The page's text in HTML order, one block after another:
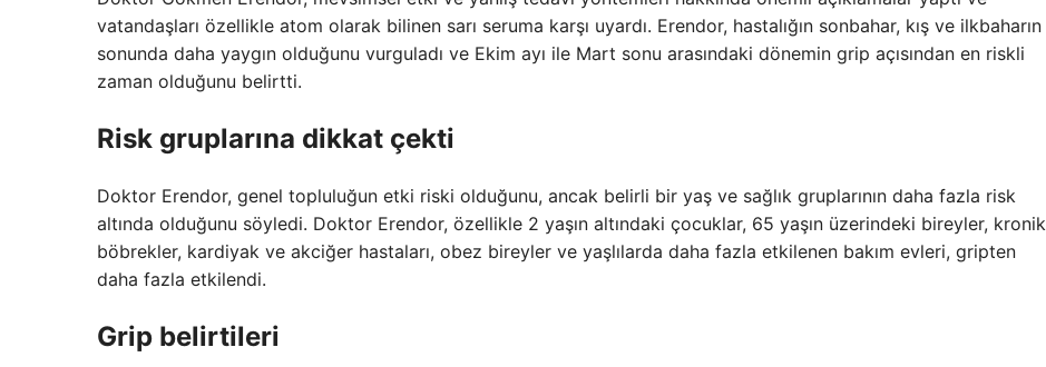
vatandaşları özellikle atom olarak bilinen sarı seruma karşı uyardı. Erendor, hastalığın sonbahar, kış ve ilkbaharın
sonunda daha yaygın olduğunu vurguladı ve Ekim ayı ile Mart sonu arasındaki dönemin grip açısından en riskli
zaman olduğunu belirtti.
Risk gruplarına dikkat çekti
Doktor Erendor, genel topluluğun etki riski olduğunu, ancak belirli bir yaş ve sağlık gruplarının daha fazla risk
altında olduğunu söyledi. Doktor Erendor, özellikle 2 yaşın altındaki çocuklar, 65 yaşın üzerindeki bireyler, kronik
böbrekler, kardiyak ve akciğer hastaları, obez bireyler ve yaşlılarda daha fazla etkilenen bakım evleri, gripten
daha fazla etkilendi.
Grip belirtileri